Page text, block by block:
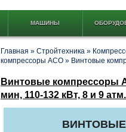
МАШИНЫ
Главная » Стройтехника »
компрессоры АСО » Винтовые
Винтовые компрессоры
мин, 110-132 кВт, 8 и 9 атм.